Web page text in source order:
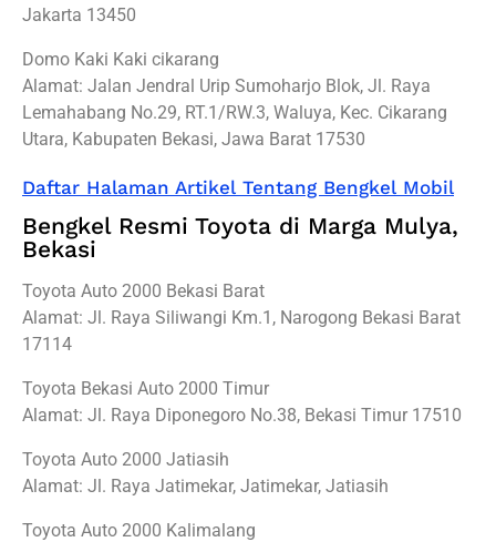
Jakarta 13450
Domo Kaki Kaki cikarang
Alamat: Jalan Jendral Urip Sumoharjo Blok, Jl. Raya
Lemahabang No.29, RT.1/RW.3, Waluya, Kec. Cikarang
Utara, Kabupaten Bekasi, Jawa Barat 17530
Daftar Halaman Artikel Tentang Bengkel Mobil
Bengkel Resmi Toyota di Marga Mulya,
Bekasi
Toyota Auto 2000 Bekasi Barat
Alamat: Jl. Raya Siliwangi Km.1, Narogong Bekasi Barat
17114
Toyota Bekasi Auto 2000 Timur
Alamat: Jl. Raya Diponegoro No.38, Bekasi Timur 17510
Toyota Auto 2000 Jatiasih
Alamat: Jl. Raya Jatimekar, Jatimekar, Jatiasih
Toyota Auto 2000 Kalimalang